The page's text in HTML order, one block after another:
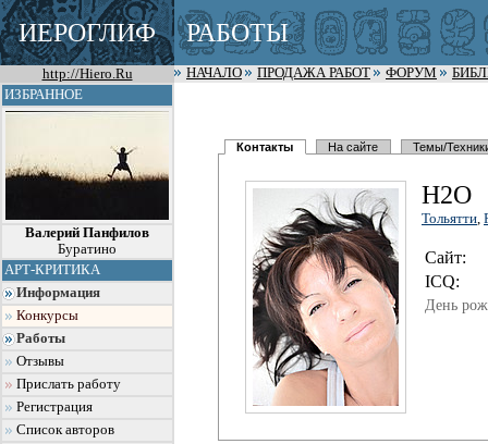
ИЕРОГЛИФ РАБОТЫ
http://Hiero.Ru НАЧАЛО ПРОДАЖА РАБОТ ФОРУМ
ИЗБРАННОЕ
Валерий Панфилов
Буратино
АРТ-КРИТИКА
Информация
Конкурсы
Работы
Отзывы
Прислать работу
Регистрация
Список авторов
Контакты На сайте Темы/
H2O
Тольятти,
Сайт:
ICQ:
День